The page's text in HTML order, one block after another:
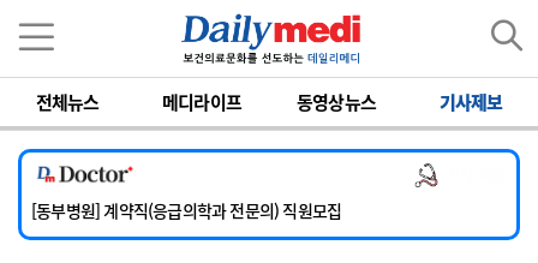
전체뉴스 메디라이프 동영상뉴스 기사제보
[서울아산병원] 2026년 하반기 인턴 모집
[영남대학교의료원] 마취통증의학과 임기제 임상의사 채용
[충남대학교병원] 소아청소년과(소아응급전담) 계약직 의사 공개채용
[동부병원] 계약직(응급의학과 전문의) 직원모집
[이대목동병원] 하반기 전공의(레지던트1년차) 모집